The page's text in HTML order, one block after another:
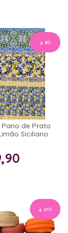
9%
de Prato
Siciliano
21%